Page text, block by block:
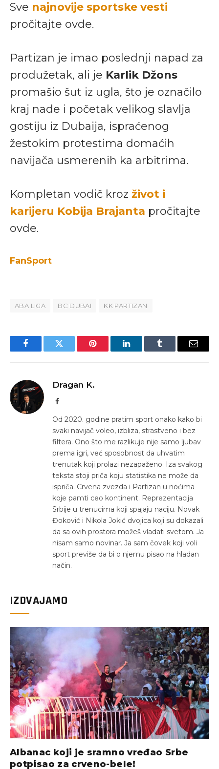
Sve najnovije sportske vesti
pročitajte ovde.
Partizan je imao poslednji napad za
produžetak, ali je Karlik Džons
promašio šut iz ugla, što je označilo
kraj nade i početak velikog slavlja
gostiju iz Dubaija, ispraćenog
žestokim protestima domaćih
navijača usmerenih ka arbitrima.
Kompletan vodič kroz život i
karijeru Kobija Brajanta pročitajte
ovde.
FanSport
ABA LIGA BC DUBAI KK PARTIZAN
FacebookTwitter Pinterest LinkedInTumblr Email
Dragan K.
Facebook
Od 2020. godine pratim sport onako kako bi
svaki navijač voleo, izbliza, strastveno i bez
filtera. Ono što me razlikuje nije samo ljubav
prema igri, već sposobnost da uhvatim
trenutak koji prolazi nezapaženo. Iza svakog
teksta stoji priča koju statistika ne može da
ispriča. Crvena zvezda i Partizan u noćima
koje pamti ceo kontinent. Reprezentacija
Srbije u trenucima koji spajaju naciju. Novak
Đoković i Nikola Jokić dvojica koji su dokazali
da sa ovih prostora možeš vladati svetom. Ja
nisam samo novinar. Ja sam čovek koji voli
sport previše da bi o njemu pisao na hladan
način.
IZDVAJAMO
Albanac koji je sramno vređao Srbe
potpisao za crveno-bele!